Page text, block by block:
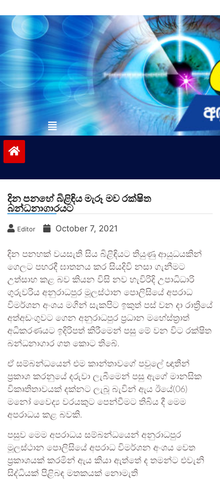
to
contentvinivida.lk
දින පනහේ බිළිඳිය මැරූ මව රක්ෂිත
බන්ධනාගාරයට
Editor October 7, 2021
දින පනහක් වයසැති සිය බිළිඳියට තියුණු ආයුධයකින්
ගෙලට පහරදී ඝාතනය කර සියදිවි නසා ගැනීමට
උත්සාහ කළ බව කියන විසි නව හැවිරිදි උපාධිධාරි
ගුරුවරිය අනුරාධපුර මූලස්ථාන පොලිසියේ අපරාධ
විමර්ශන අංශය මගින් සැකපිට ඉකුත් පස් වන දා රාත්‍රියේ
අත්අඩංගුවට ගෙන අනුරාධපුර ප්‍රධාන මහේස්ත්‍රාත්
අධිකරණයට ඉදිරිපත් කිරීමෙන් පසු මේ වන විට රක්ෂිත
බන්ධනාගාර ගත කොට තිබේ.
ඒ සම්බන්ධයෙන් එම කාන්තාවගේ පවුලේ ඥාතීන්
ප්‍රකාශ කරනුයේ දරුවා ලැබීමෙන් පසු ඇගේ මානසික
විකෘතිතාවයක් දක්නට ලැබූ බැවින් ඇය ඊයේ(06)
මනෝ වෛද්‍ය වරයකුට පෙන්වීමට තිබිය දී මෙම
අපරාධය කළ බවකි.
පසුව මෙම අපරාධය සම්බන්ධයෙන් අනුරාධපුර
මූලස්ථාන පොලිසියේ අපරාධ විමර්ශන අංශය වෙත
ප්‍රකාශයක් කරමින් ඇය කියා ඇත්තේ ද තමන්ට එවැනි
සිද්ධියක් පිළිබඳ මතකයක් නොමැති